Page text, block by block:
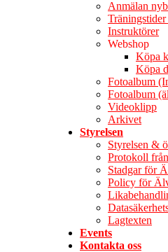
Anmälan
Instruktörer
Webshop
Köpa
Köpa
Fotoalbum
Fotoalbum
Videoklipp
Arkivet
Styrelsen
Styrelsen &
Protokoll
Stadgar för
Policy för
Lagtexten
Events
Kontakta oss